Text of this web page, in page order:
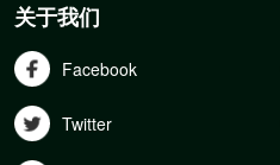
关于我们
Facebook
Twitter